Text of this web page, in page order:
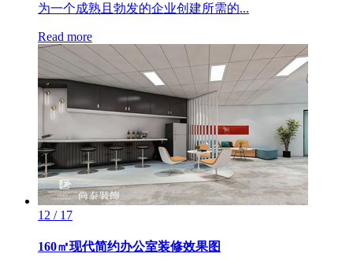
为一个成熟且勃发的企业创建所需的...
Read more
12 / 17
160㎡现代简约办公室装修效果图